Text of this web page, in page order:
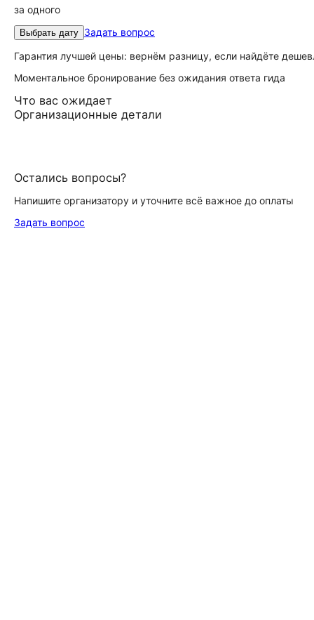
за одного
Выбрать дату Задать вопрос
Гарантия лучшей цены: вернём разницу, если найдёте
Моментальное бронирование без ожидания ответа гида
Что вас ожидает
Организационные детали
Остались вопросы?
Напишите организатору и уточните всё важное до оплаты
Задать вопрос